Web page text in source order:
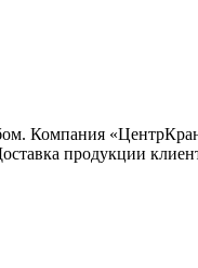
Компания
продукции